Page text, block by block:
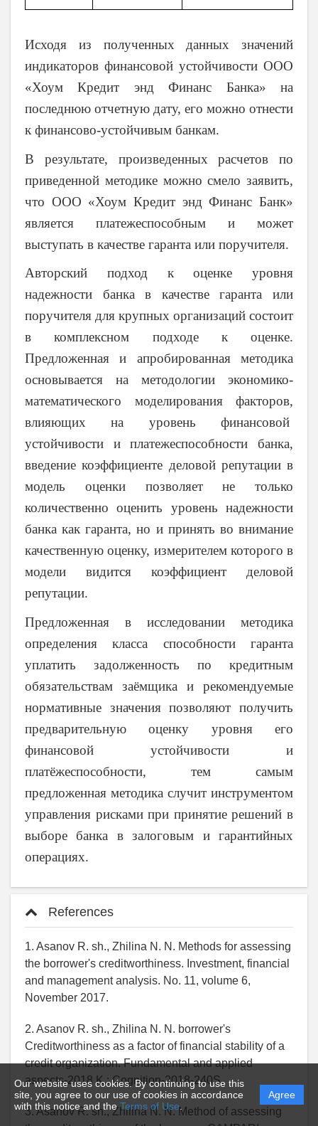
Our website uses cookies. By continuing to use this
site, you agree to our use of cookies in accordance
with this notice and theTerms of Use.
Agree
Исходя из полученных данных значений
индикаторов финансовой устойчивости ООО
«Хоум Кредит энд Финанс Банка» на
последнюю отчетную дату, его можно отнести
к финансово-устойчивым банкам.
В результате, произведенных расчетов по
приведенной методике можно смело заявить,
что ООО «Хоум Кредит энд Финанс Банк»
является платежеспособным и может
выступать в качестве гаранта или поручителя.
Авторский подход к оценке уровня
надежности банка в качестве гаранта или
поручителя для крупных организаций состоит
в комплексном подходе к оценке.
Предложенная и апробированная методика
основывается на методологии экономико-
математического моделирования факторов,
влияющих на уровень финансовой
устойчивости и платежеспособности банка,
введение коэффициенте деловой репутации в
модель оценки позволяет не только
количественно оценить уровень надежности
банка как гаранта, но и принять во внимание
качественную оценку, измерителем которого в
модели видится коэффициент деловой
репутации.
Предложенная в исследовании методика
определения класса способности гаранта
уплатить задолженность по кредитным
обязательствам заёмщика и рекомендуемые
нормативные значения позволяют получить
предварительную оценку уровня его
финансовой устойчивости и
платёжеспособности, тем самым
предложенная методика случит инструментом
управления рисками при принятие решений в
выборе банка в залоговым и гарантийных
операциях.
References
1. Asanov R. sh., Zhilina N. N. Methods for assessing
the borrower's creditworthiness. Investment, financial
and management analysis. No. 11, volume 6,
November 2017.
2. Asanov R. sh., Zhilina N. N. borrower's
Creditworthiness as a factor of financial stability of a
credit organization. Fundamental and applied
aspects-2018 K.: Cognition-2018-240S.
3. Asanov R. sh., Zhilina N. N. Method of assessing